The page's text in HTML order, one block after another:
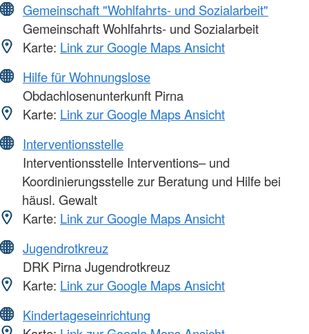
Gemeinschaft "Wohlfahrts- und Sozialarbeit"
Gemeinschaft Wohlfahrts- und Sozialarbeit
Karte: Link zur Google Maps Ansicht
Hilfe für Wohnungslose
Obdachlosenunterkunft Pirna
Karte: Link zur Google Maps Ansicht
Interventionsstelle
Interventionsstelle Interventions– und
Koordinierungsstelle zur Beratung und Hilfe bei
häusl. Gewalt
Karte: Link zur Google Maps Ansicht
Jugendrotkreuz
DRK Pirna Jugendrotkreuz
Karte: Link zur Google Maps Ansicht
Kindertageseinrichtung